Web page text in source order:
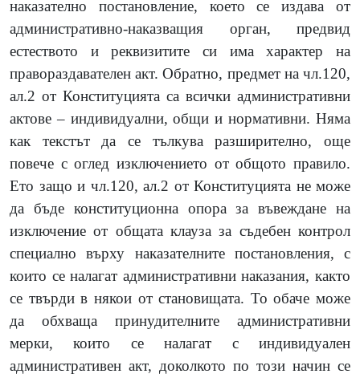
наказателно постановление, което се издава от
административно-наказващия орган, предвид
естеството и реквизитите си има характер на
правораздавателен акт. Обратно, предмет на чл.120,
ал.2 от Конституцията са всички административни
актове – индивидуални, общи и нормативни. Няма
как текстът да се тълкува разширително, още
повече с оглед изключението от общото правило.
Ето защо и чл.120, ал.2 от Конституцията не може
да бъде конституционна опора за въвеждане на
изключение от общата клауза за съдебен контрол
специално върху наказателните постановления, с
които се налагат административни наказания, както
се твърди в някои от становищата. То обаче може
да обхваща принудителните административни
мерки, които се налагат с индивидуален
административен акт, доколкото по този начин се